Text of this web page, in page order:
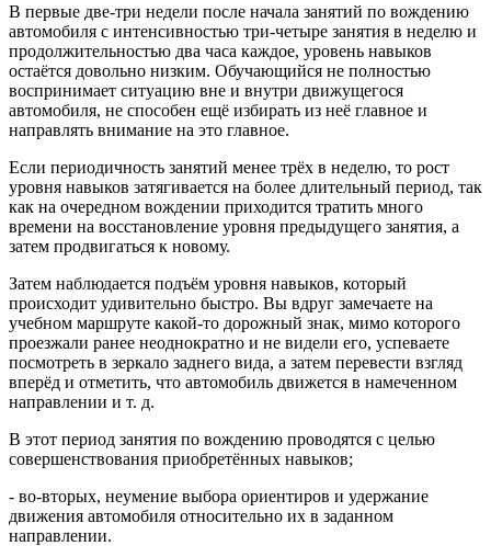
В первые две-три недели после начала занятий по вождению
автомобиля с интенсивностью три-четыре занятия в неделю и
продолжительностью два часа каждое, уровень навыков
остаётся довольно низким. Обучающийся не полностью
воспринимает ситуацию вне и внутри движущегося
автомобиля, не способен ещё избирать из неё главное и
направлять внимание на это главное.
Если периодичность занятий менее трёх в неделю, то рост
уровня навыков затягивается на более длительный период, так
как на очередном вождении приходится тратить много
времени на восстановление уровня предыдущего занятия, а
затем продвигаться к новому.
Затем наблюдается подъём уровня навыков, который
происходит удивительно быстро. Вы вдруг замечаете на
учебном маршруте какой-то дорожный знак, мимо которого
проезжали ранее неоднократно и не видели его, успеваете
посмотреть в зеркало заднего вида, а затем перевести взгляд
вперёд и отметить, что автомобиль движется в намеченном
направлении и т. д.
В этот период занятия по вождению проводятся с целью
совершенствования приобретённых навыков;
- во-вторых, неумение выбора ориентиров и удержание
движения автомобиля относительно их в заданном
направлении.